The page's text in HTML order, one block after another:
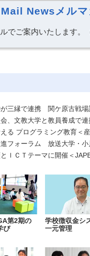
Newsメルマ
でご案内いたします。
三縁で連携 関ケ原古戦場
、文教大学と教員養成で
る プログラミング教育＜
進フォーラム 放送大学・
ＩＣＴテーマに開催＜
第2期の
び
学校徴収金シ
一元管理